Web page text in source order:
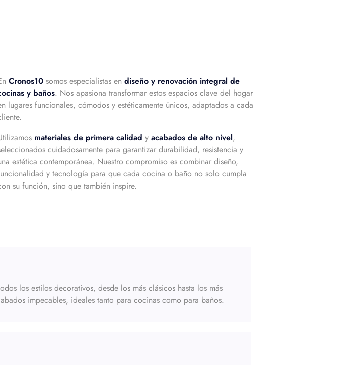
Cronos10somos especialistas en diseño y renovación integral de
y baños. Nos apasiona transformar estos espacios clave del hogar
lugares funcionales, cómodos y estéticamente únicos, adaptados a cada
materiales de primera calidad y acabados de alto nivel,
cuidadosamente para garantizar durabilidad, resistencia y
estética contemporánea. Nuestro compromiso es combinar diseño,
y tecnología para que cada cocina o baño no solo cumpla
su función, sino que también inspire.
los estilos decorativos, desde los más clásicos hasta los más
impecables, ideales tanto para cocinas como para baños.